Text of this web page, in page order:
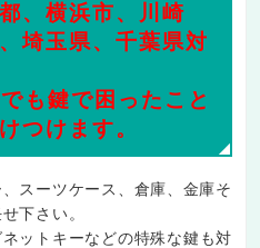
、横浜市、川崎
埼玉県、千葉県対
も鍵で困ったこと
つけます。
スーツケース、倉庫、金庫そ
下さい。
ットキーなどの特殊な鍵 も対